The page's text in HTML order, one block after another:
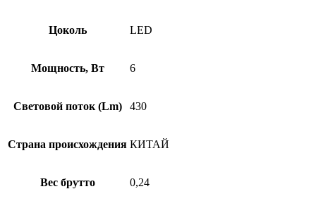
Цоколь LED
Мощность, Вт 6
Световой поток (Lm) 430
Страна происхождения КИТАЙ
Вес брутто 0,24